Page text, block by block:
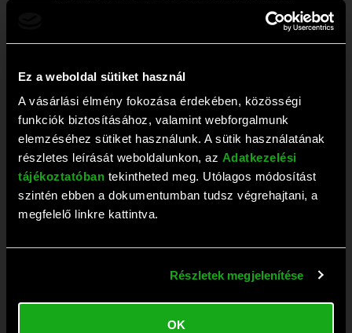
Ez a weboldal sütiket használ
A vásárlási élmény fokozása érdekében, közösségi
funkciók biztosításához, valamint webforgalmunk
elemzéséhez sütiket használunk. A sütik használatának
részletes leírását weboldalunkon, az Adatkezelési
tájékoztatóban tekintheted meg. Utólagos módosítást
szintén ebben a dokumentumban tudsz végrehajtani, a
megfelelő linkre kattintva.
Részletek megjelenítése
OK
1117 Budapest, Bercsényi utca 19/a.
Ügyfélszolgálat tel:+36 1 203 0382;
E-mail:
webaruhaz@rufusz.hu
Nyitva: Hétfő-Péntek 10-19; Szombat 9-13 óráig
Rufusz Computer Szerviz
Fax: +36 1 386 6022
E-mail:szerviz@rufusz.hu
Nyitva: Hétfő-Kedd 10-16; Szerda 10-18;